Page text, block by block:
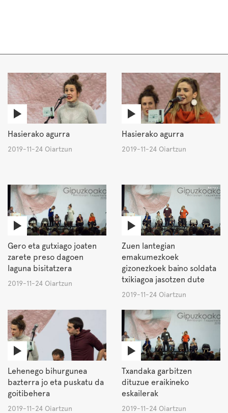
Hasierako agurra
2019-11-24 Oiartzun
Hasierako agurra
2019-11-24 Oiartzun
Gero eta gutxiago joaten
zarete preso dagoen
laguna bisitatzera
2019-11-24 Oiartzun
Zuen lantegian
emakumezkoek
gizonezkoek baino soldata
txikiagoa jasotzen dute
2019-11-24 Oiartzun
Lehenego bihurgunea
bazterra jo eta puskatu da
goitibehera
2019-11-24 Oiartzun
Txandaka garbitzen
dituzue eraikineko
eskailerak
2019-11-24 Oiartzun